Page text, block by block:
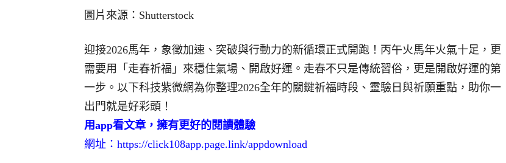
圖片來源：Shutterstock
迎接2026馬年，象徵加速、突破與行動力的新循環正式開跑！丙午火馬年火氣十足，更
需要用「走春祈福」來穩住氣場、開啟好運。走春不只是傳統習俗，更是開啟好運的第
一步。以下科技紫微網為你整理2026全年的關鍵祈福時段、靈驗日與祈願重點，助你一
出門就是好彩頭！
用app看文章，擁有更好的閱讀體驗
網址： https://click108app.page.link/appdownload